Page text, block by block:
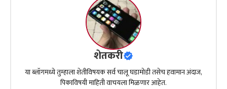
शेतकरी
या ब्लॉगमध्ये तुम्हाला शेतीविषयक सर्व चालू घडामोडी तसेच हवामान अंदाज,
पिकाविषयी माहिती वाचयला मिळणार आहेत.